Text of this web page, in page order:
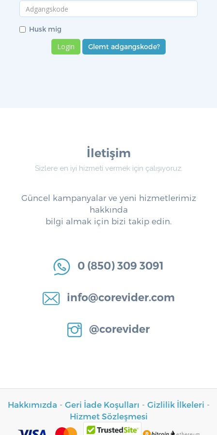
Husk mig
Glemt adgangskode?
İletişim
Sizlere en iyi hizmeti vermek için çalışıyoruz.
Güncel kampanyalar ve yeni hizmetlerimiz
hakkında
bilgi almak için bizi takip edin.
0 (850) 309 3091
info@corevider.com
@corevider
Hakkımızda - Geri İade Koşulları - Gizlilik İlkeleri -
Hizmet Sözleşmesi